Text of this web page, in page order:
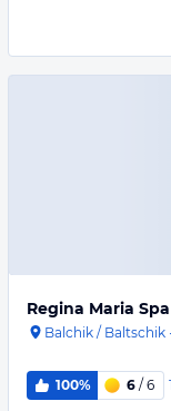
Regina Maria
Balchik / Baltschik ·
100% 6 / 6 1